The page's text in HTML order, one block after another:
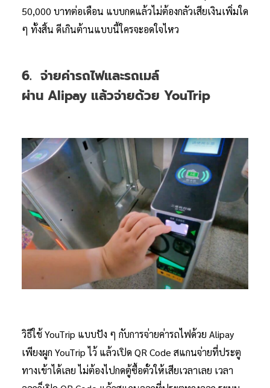
50,000 บาทต่อเดือน แบบกดแล้วไม่ต้องกลัวเสียเงินเพิ่มใด
ๆ ทั้งสิ้น ดีเกินต้านแบบนี้ใครจะอดใจไหว
6. จ่ายค่ารถไฟและรถเมล์
ผ่าน Alipay แล้วจ่ายด้วย YouTrip
วิธีใช้ YouTrip แบบปัง ๆ กับการจ่ายค่ารถไฟด้วย Alipay
เพียงผูก YouTrip ไว้ แล้วเปิด QR Code สแกนจ่ายที่ประตู
ทางเข้าได้เลย ไม่ต้องไปกดตู้ซื้อตั๋วให้เสียเวลาเลย เวลา